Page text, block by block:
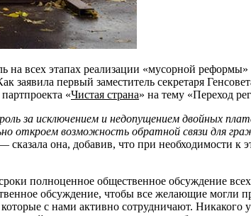
всех этапах реализации «мусорной
заявила первый заместитель секретаря
«Чистая страна» на тему «Переход
за исключением и недопущением двойных
откроем возможность обратной связи для
сказала она, добавив, что при необходимости к
полноценное общественное обсуждение
обсуждение, чтобы все желающие могли
с нами активно сотрудничают.